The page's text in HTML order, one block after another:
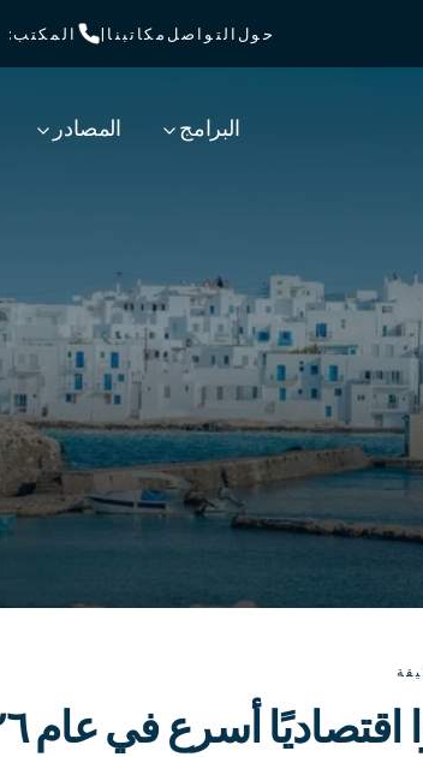
حول التواصل مكاتبنا | المكتب:
البرامج المصادر
اقتصاديًا أسرع في عام ٢٠٢٦